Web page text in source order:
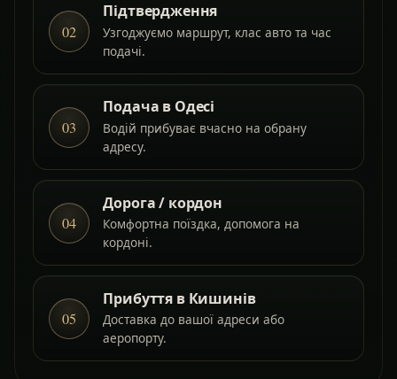
02
Підтвердження
Узгоджуємо маршрут, клас авто та час
подачі.
03
Подача в Одесі
Водій прибуває вчасно на обрану
адресу.
04
Дорога / кордон
Комфортна поїздка, допомога на
кордоні.
05
Прибуття в Кишинів
Доставка до вашої адреси або
аеропорту.